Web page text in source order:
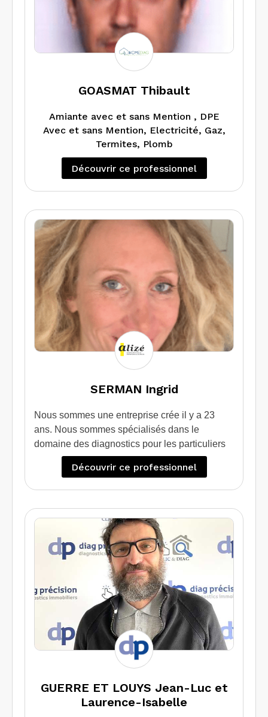
GOASMAT Thibault
Amiante avec et sans Mention , DPE
Avec et sans Mention, Electricité, Gaz,
Termites, Plomb
Découvrir ce professionnel
SERMAN Ingrid
Nous sommes une entreprise crée il y a 23
ans. Nous sommes spécialisés dans le
domaine des diagnostics pour les particuliers
qui souhaitent vendre / louer leur bien.
Egalement nous apportons une expertise et un
énergétique projeté.
Nous intervenons également sur des sites
professionnels et industriels
Découvrir ce professionnel
GUERRE ET LOUYS Jean-Luc et
Laurence-Isabelle